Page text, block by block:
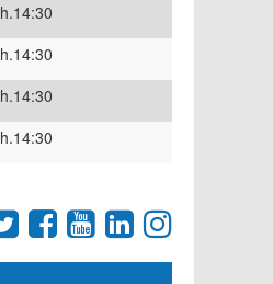
h.14:30
h.14:30
h.14:30
h.14:30